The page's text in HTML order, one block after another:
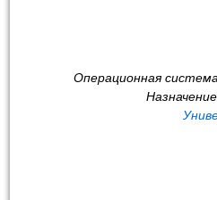
Операционная